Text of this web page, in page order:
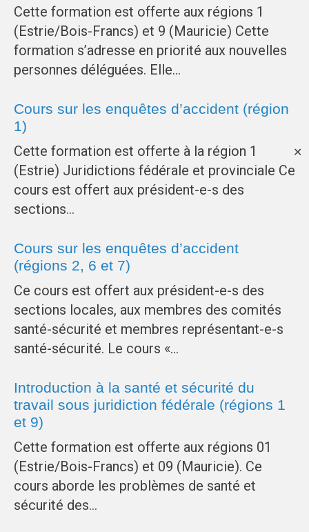
✕
Cette formation est offerte aux régions 1
(Estrie/Bois-Francs) et 9 (Mauricie) Cette
formation s’adresse en priorité aux nouvelles
personnes déléguées. Elle…
Cours sur les enquêtes d’accident (région
1)
Cette formation est offerte à la région 1
(Estrie) Juridictions fédérale et provinciale Ce
cours est offert aux président-e-s des
sections…
Cours sur les enquêtes d’accident
(régions 2, 6 et 7)
Ce cours est offert aux président-e-s des
sections locales, aux membres des comités
santé-sécurité et membres représentant-e-s
santé-sécurité. Le cours «…
Introduction à la santé et sécurité du
travail sous juridiction fédérale (régions 1
et 9)
Cette formation est offerte aux régions 01
(Estrie/Bois-Francs) et 09 (Mauricie). Ce
cours aborde les problèmes de santé et
sécurité des…